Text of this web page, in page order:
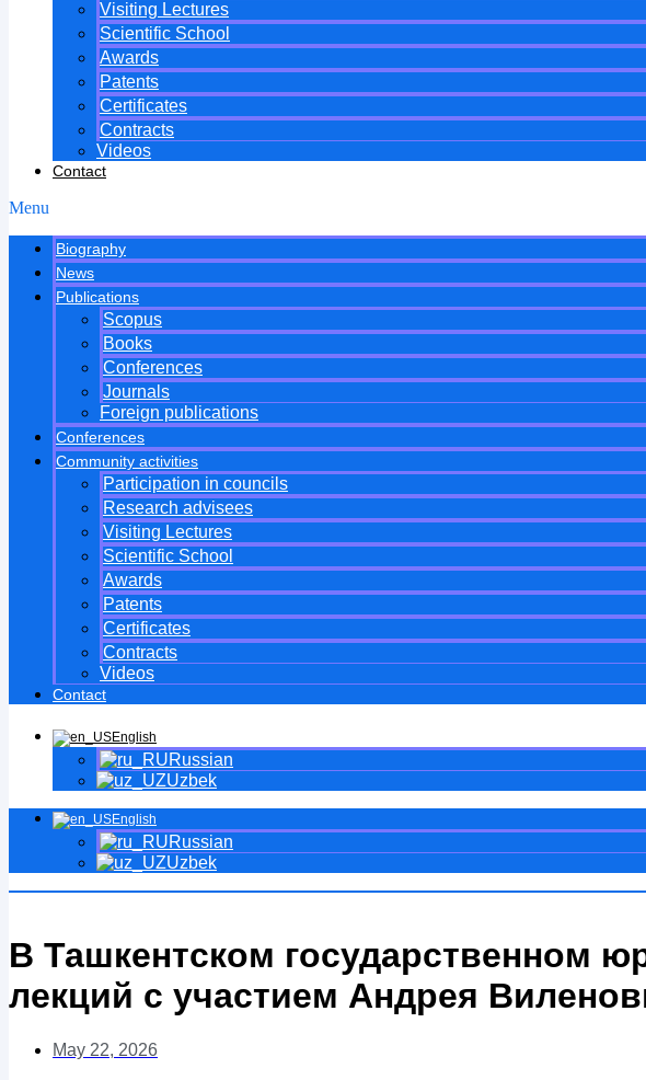
Visiting Lectures
Scientific School
Awards
Patents
Certificates
Contracts
Videos
Contact
Menu
Biography
News
Publications
Scopus
Books
Conferences
Journals
Foreign publications
Conferences
Community activities
Participation in councils
Research advisees
Visiting Lectures
Scientific School
Awards
Patents
Certificates
Contracts
Videos
Contact
English
Russian
Uzbek
English
Russian
Uzbek
В Ташкентском государственном
лекций с участием Андрея
May 22, 2026